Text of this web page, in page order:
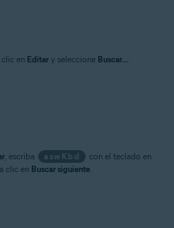
clic en Editar y seleccione Buscar...
, escriba aswKbd
con el teclado en
clic en Buscar siguiente